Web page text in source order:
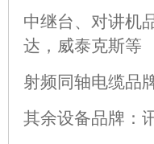
中继台、对讲机
达，威泰克斯等
射频同轴电缆品
其余设备品牌：